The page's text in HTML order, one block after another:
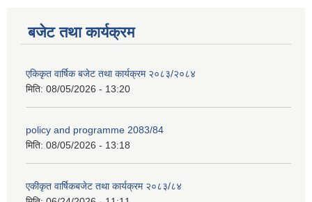
बजेट तथा कार्यक्रम
एकिकृत वार्षिक बजेट तथा कार्यक्रम २०८३/२०८४
मिति: 08/05/2026 - 13:20
policy and programme 2083/84
मिति: 08/05/2026 - 13:18
एकीकृत वार्षिकबजेट तथा कार्यक्रम २०८३/८४